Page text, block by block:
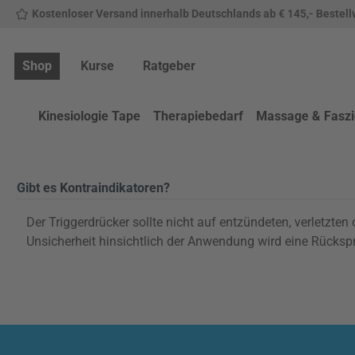
Hauptinhalt springen
Zur Suche springen
Zur Hauptnavigation springen
Kostenloser Versand innerhalb Deutschlands ab € 145,-
Shop Kurse Ratgeber
Kinesiologie Tape Therapiebedarf Massage &
Gibt es Kontraindikatoren?
Der Triggerdrücker sollte nicht auf entzündeten,
Unsicherheit hinsichtlich der Anwendung wird eine